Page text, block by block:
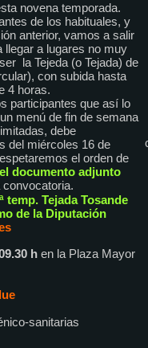
novena temporada.
de los habituales, y
anterior, vamos a salir
llegar a lugares no muy
la Tejeda (o Tejada) de
con subida hasta
4 horas.
participantes que así lo
menú de fin de semana
debe
del miércoles 16 de
el orden de
documento adjunto
temp. Tejada Tosande
de la Diputación
h en la Plaza Mayor
sanitarias